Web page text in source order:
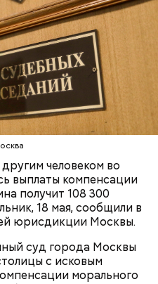
человеком во
выплаты компенсации
получит 108 300
18 мая, сообщили в
юрисдикции Москвы.
суд города Москвы
с исковым
морального
лишения свободы.
вернулись обратно,
задержали, он
в морс и утверждал,
некие